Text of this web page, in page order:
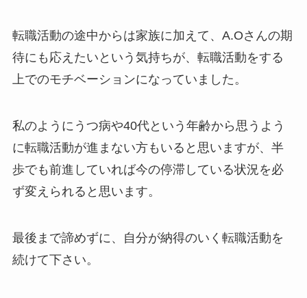
転職活動の途中からは家族に加えて、A.Oさんの期
待にも応えたいという気持ちが、転職活動をする
上でのモチベーションになっていました。
私のようにうつ病や40代という年齢から思うよう
に転職活動が進まない方もいると思いますが、半
歩でも前進していれば今の停滞している状況を必
ず変えられると思います。
最後まで諦めずに、自分が納得のいく転職活動を
続けて下さい。